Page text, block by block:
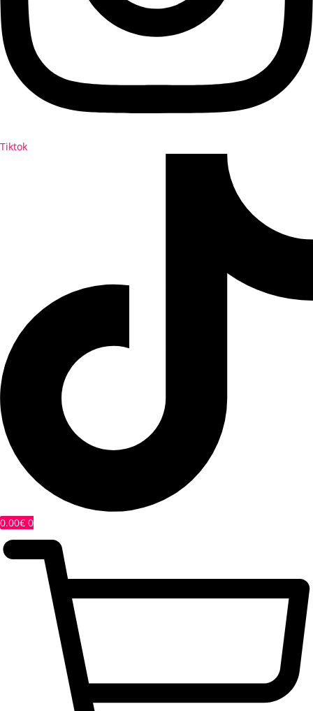
Tiktok
0.00€ 0